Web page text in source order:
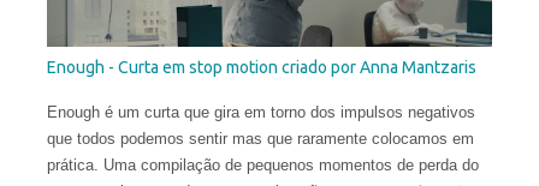
Enough - Curta em stop motion criado por Anna Mantzaris
Enough é um curta que gira em torno dos impulsos negativos
que todos podemos sentir mas que raramente colocamos em
prática. Uma compilação de pequenos momentos de perda do